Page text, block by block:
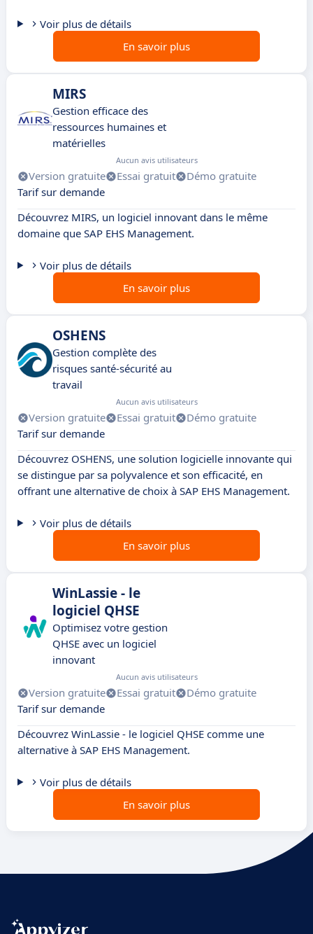
Voir plus de détails
En savoir plus
MIRS
Gestion efficace des
ressources humaines et
matérielles
Aucun avis utilisateurs
Version gratuite Essai gratuit
Démo gratuite
Tarif sur demande
Découvrez MIRS, un logiciel innovant dans le même
domaine que SAP EHS Management.
Voir plus de détails
En savoir plus
OSHENS
Gestion complète des
risques santé-sécurité au
travail
Aucun avis utilisateurs
Version gratuite Essai gratuit
Démo gratuite
Tarif sur demande
Découvrez OSHENS, une solution logicielle innovante qui
se distingue par sa polyvalence et son efficacité, en
offrant une alternative de choix à SAP EHS Management.
Voir plus de détails
En savoir plus
WinLassie - le
logiciel QHSE
Optimisez votre gestion
QHSE avec un logiciel
innovant
Aucun avis utilisateurs
Version gratuite Essai gratuit
Démo gratuite
Tarif sur demande
Découvrez WinLassie - le logiciel QHSE comme une
alternative à SAP EHS Management.
Voir plus de détails
En savoir plus